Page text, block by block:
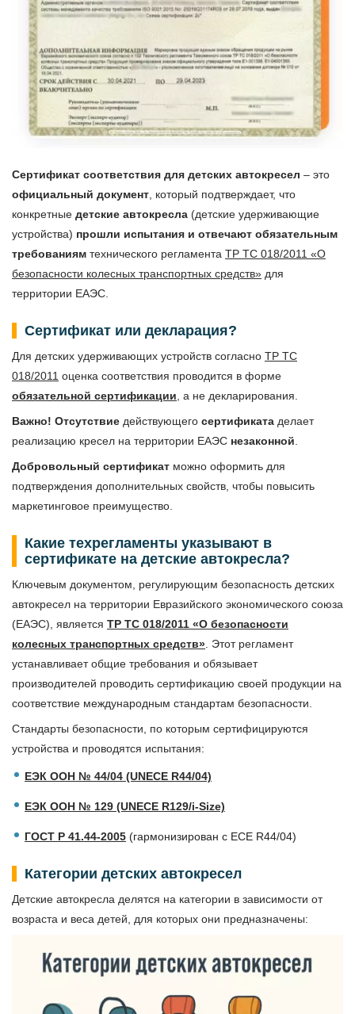
Сертификат соответствия для детских автокресел – это
официальный документ , который подтверждает, что
конкретные детские автокресла (детские удерживающие
устройства) прошли испытания и отвечают обязательным
требованиям технического регламента ТР ТС 018/2011 «О
безопасности колесных транспортных средств» для
территории ЕАЭС.
Сертификат или декларация?
Для детских удерживающих устройств согласно ТР ТС
018/2011 оценка соответствия проводится в форме
обязательной сертификации , а не декларирования.
Важно! Отсутствие действующего сертификата делает
реализацию кресел на территории ЕАЭС незаконной
Добровольный сертификат можно оформить для
подтверждения дополнительных свойств, чтобы повысить
маркетинговое преимущество.
Какие техрегламенты указывают в
сертификате на детские автокресла?
Ключевым документом, регулирующим безопасность детских
автокресел на территории Евразийского экономического союза
(ЕАЭС), является ТР ТС 018/2011 «О безопасности
колесных транспортных средств» . Этот регламент
устанавливает общие требования и обязывает
производителей проводить сертификацию своей продукции на
соответствие международным стандартам безопасности.
Стандарты безопасности, по которым сертифицируются
устройства и проводятся испытания:
ЕЭК ООН № 44/04 (UNECE R44/04)
ЕЭК ООН № 129 (UNECE R129/i-Size)
ГОСТ Р 41.44-2005 (гармонизирован с ECE R44/04)
Категории детских автокресел
Детские автокресла делятся на категории в зависимости от
возраста и веса детей, для которых они предназначены: